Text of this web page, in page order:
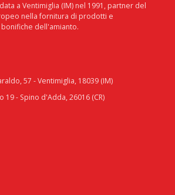
a Ventimiglia (IM) nel 1991, partner del
nella fornitura di prodotti e
dell'amianto.
57 - Ventimiglia, 18039 (IM)
19 - Spino d'Adda, 26016 (CR)